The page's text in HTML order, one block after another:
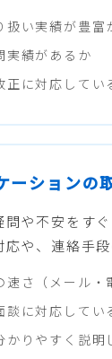
扱い実績が豊富
実績があるか
正に対応してい
ーションの
や不安をす
や、連絡手
速さ（メール・
談に対応してい
かりやすく説明